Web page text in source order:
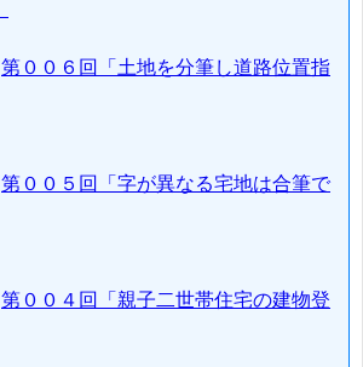
第００６回「土地を分筆し道路位置指
第００５回「字が異なる宅地は合筆で
第００４回「親子二世帯住宅の建物登